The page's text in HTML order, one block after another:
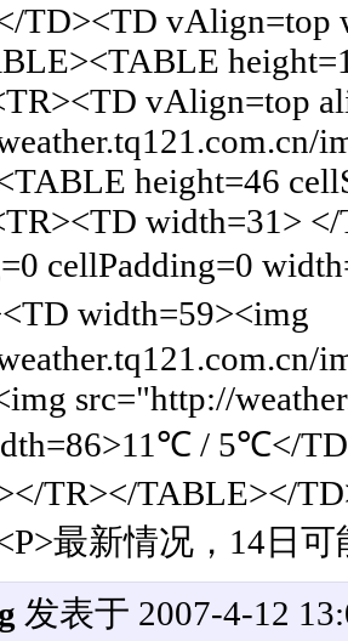
TD><TD vAlign=top
vAlign=top
height=46
width=31>
cellPadding=0
width=59><img
src="http://
/ 5℃</
TR></TABLE></
最新情况，14日可
发表于 2007-4-12